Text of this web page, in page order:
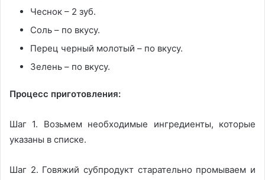
Чеснок – 2 зуб.
Соль – по вкусу.
Перец черный молотый – по вкусу.
Зелень – по вкусу.
Процесс приготовления:
Шаг 1. Возьмем необходимые ингредиенты, которые
указаны в списке.
Шаг 2. Говяжий субпродукт старательно промываем и